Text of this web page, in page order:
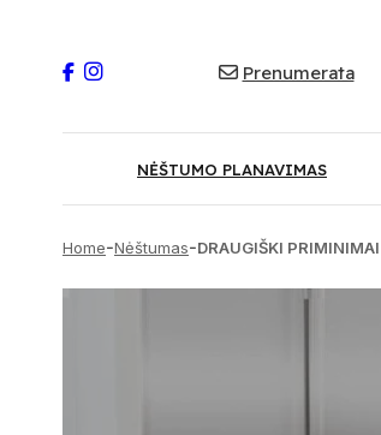
Prenumerata
NĖŠTUMO PLANAVIMAS
Home-Nėštumas-DRAUGIŠKI